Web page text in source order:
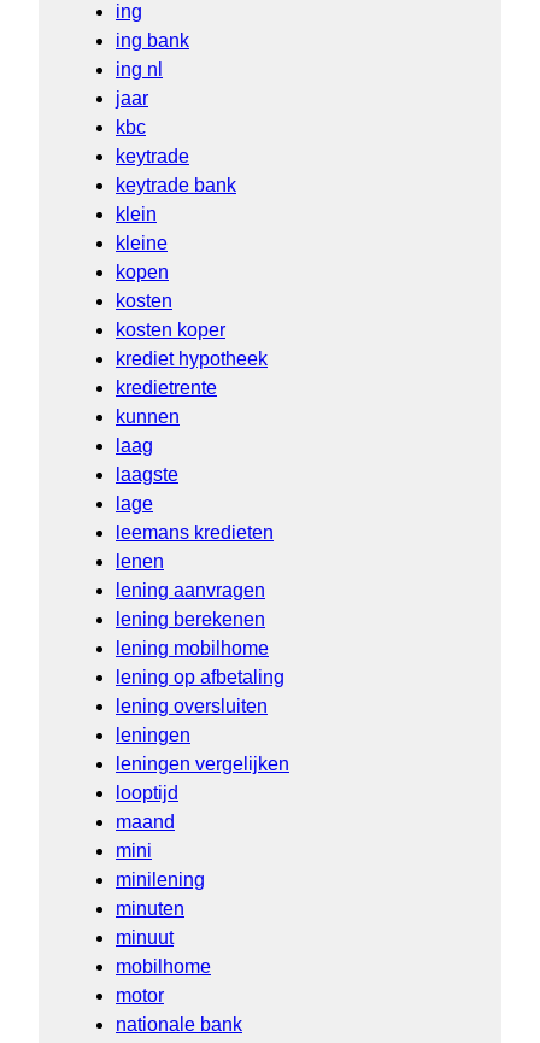
ing
ing bank
ing nl
jaar
kbc
keytrade
keytrade bank
klein
kleine
kopen
kosten
kosten koper
krediet hypotheek
kredietrente
kunnen
laag
laagste
lage
leemans kredieten
lenen
lening aanvragen
lening berekenen
lening mobilhome
lening op afbetaling
lening oversluiten
leningen
leningen vergelijken
looptijd
maand
mini
minilening
minuten
minuut
mobilhome
motor
nationale bank